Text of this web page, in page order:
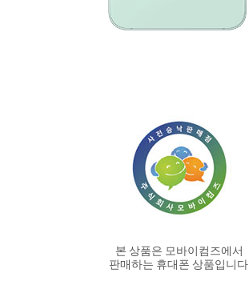
본 상품은 모바이컴즈에서
판매하는 휴대폰 상품입니다.